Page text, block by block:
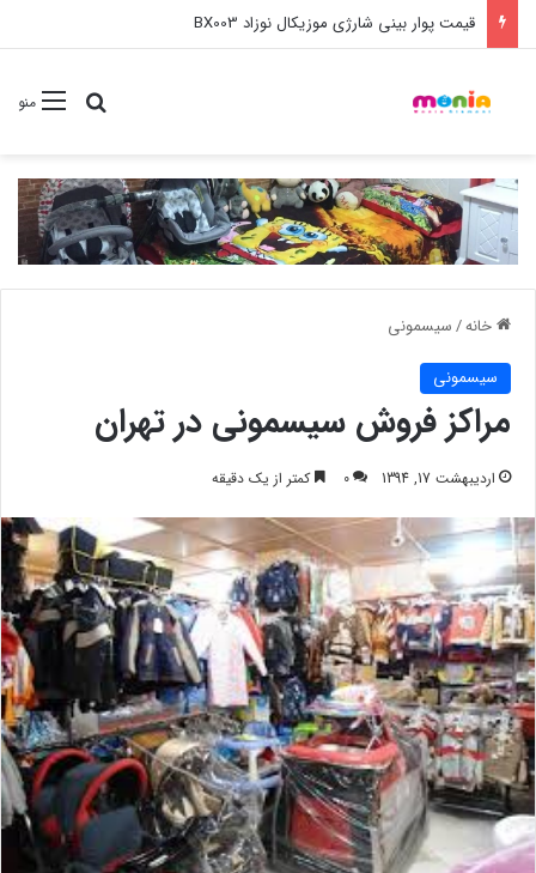
خرید عمده ست مانیکور نوزاد خارجی
منوجستجو
خانه/سیسمونی
سیسمونی
مراکز فروش سیسمونی در تهران
اردیبهشت 17, 1394 0 کمتر از یک دقیقه